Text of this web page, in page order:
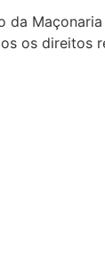
da
os direitos